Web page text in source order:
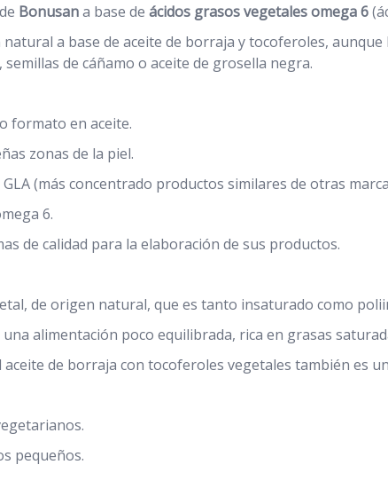
Bonusana base de ácidos grasos vegetales omega 6
a base de aceite de borraja y tocoferoles,
de cáñamo o aceite de grosella negra.
formato en aceite.
zonas de la piel.
(más concentrado productos similares de otras
6.
de calidad para la elaboración de sus productos.
de origen natural, que es tanto insaturado como
alimentación poco equilibrada, rica en grasas
aceite de borraja con tocoferoles vegetales también es
pequeños.